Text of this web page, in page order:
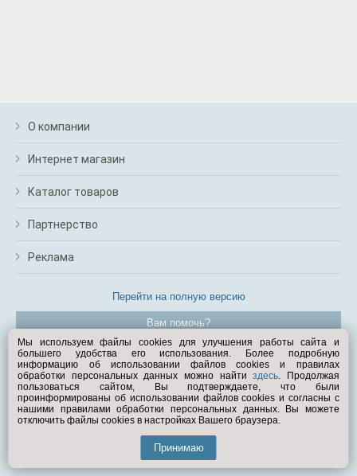
О компании
Интернет магазин
Каталог товаров
Партнерство
Реклама
Перейти на полную версию
Вам помочь?
© Exist.ru 1998—2026
Мы используем файлы cookies для улучшения работы сайта и
большего удобства его использования. Более подробную
информацию об использовании файлов cookies и правилах
обработки персональных данных можно найтиздесь. Продолжая
пользоваться сайтом, Вы подтверждаете, что были
проинформированы об использовании файлов cookies и согласны с
нашими правилами обработки персональных данных. Вы можете
отключить файлы cookies в настройках Вашего браузера.
Принимаю